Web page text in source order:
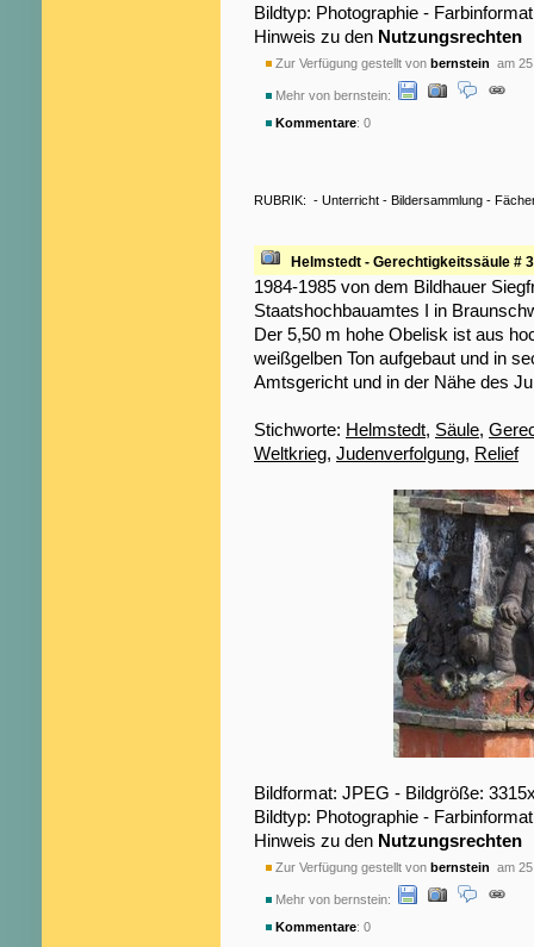
Bildtyp: Photographie -
Hinweis zu den Nutzungsrechten
Zur Verfügung gestellt von bernstein am
Mehr von bernstein:
Kommentare: 0
RUBRIK: - Unterricht - Bildersammlung -
Helmstedt - Gerechtigkeitssäule # 3
1984-1985 von dem Bildhauer
Staatshochbauamtes I in
Der 5,50 m hohe Obelisk ist aus
weißgelben Ton aufgebaut und in
Amtsgericht und in der Nähe des
Stichworte: Helmstedt, Säule,
Weltkrieg, Judenverfolgung, Relief
Bildformat: JPEG - Bildgröße:
Bildtyp: Photographie -
Hinweis zu den Nutzungsrechten
Zur Verfügung gestellt von bernstein am
Mehr von bernstein:
Kommentare: 0